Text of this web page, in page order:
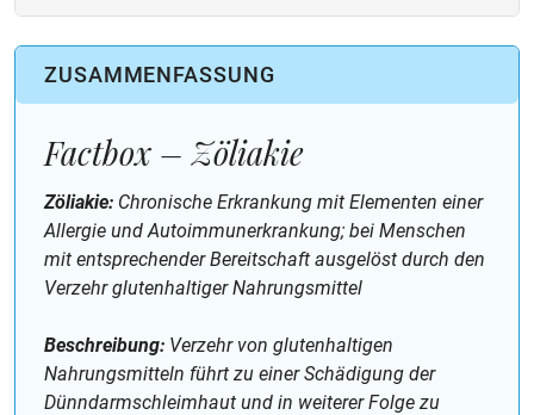
ZUSAMMENFASSUNG
Factbox – Zöliakie
Zöliakie: Chronische Erkrankung mit Elementen einer
Allergie und Autoimmunerkrankung; bei Menschen
mit entsprechender Bereitschaft ausgelöst durch den
Verzehr glutenhaltiger Nahrungsmittel
Beschreibung: Verzehr von glutenhaltigen
Nahrungsmitteln führt zu einer Schädigung der
Dünndarmschleimhaut und in weiterer Folge zu